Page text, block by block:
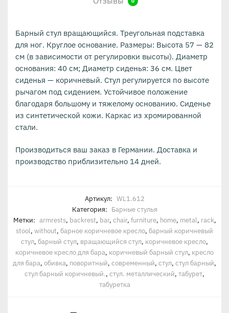
Барный стул вращающийся. Треугольная подставка
для ног. Круглое основание. Размеры: Высота 57 — 82
см (в зависимости от регулировки высоты). Диаметр
основания: 40 см; Диаметр сиденья: 36 см. Цвет
сиденья — коричневый. Стул регулируется по высоте
рычагом под сидением. Устойчивое положение
благодаря большому и тяжелому основанию. Сиденье
из синтетической кожи. Каркас из хромированной
стали.
Производиться ваш заказ в Германии. Доставка и
производство приблизительно 14 дней.
Артикул: WL1.612
Категория: Барные стулья
Метки: armrests, backrest, bar, chair, furniture, home, metal, rack,
stool, without, барное коричневое кресло, барный коричневый
стул, барный стул, вращающийся стул, коричневое кресло,
коричневое кресло для бара, коричневый барный стул, кресло
для бара, обивка, поворитный, современный, стул, стул барный,
стул барный коричневый., стул. металлический, табурет,
табуретка